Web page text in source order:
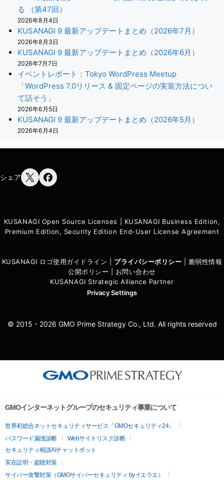
る （第47回）
2026年8月4日
KUSANAGI 9 最新アップデートまとめ（2026年7月）
2026年8月3日
KUSANAGI 9 最新アップデートまとめ（2026年6月）
2026年7月7日
イベントレポート：Tokyo WordPress Meetup
「WordPress 7.0リリース & 固定ページの実装方法につい
て話そう」
2026年6月5日
KUSANAGI 9 最新アップデートまとめ（2026年5月）
2026年6月4日
シェア
KUSANAGI Open Source Licenses
KUSANAGI Business Edition,
Premium Edition, Security Edition End-User License Agreement
KUSANAGI ロゴ使用ガイドライン プライバシーポリシー
脆弱性情報
公開ポリシー
お問い合わせ
KUSANAGI Strategic Alliance Partner
Privacy Settings
© 2015 - 2026 GMO Prime Strategy Co., Ltd. All rights reserved
GMOインターネットグループのセキュリティ事業について
世界初総合ネットセキュリティサービス「GMOセキュリティ24」
パスワード漏洩診断
Webサイトリスク診断
セキュリティ相談AIチャットボット
実在証明・盗聴対策
サイバー攻撃対策（GMOサイバーセキュリティ byイエラエ）